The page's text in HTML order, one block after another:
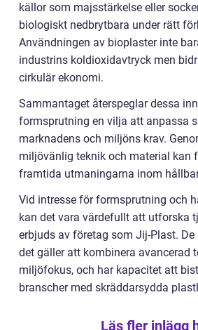
källor som majsstärkelse eller
biologiskt nedbrytbara under rätt
Användningen av bioplaster inte
industrins koldioxidavtryck men
cirkulär ekonomi.
Sammantaget återspeglar dessa
formsprutning en vilja att anpassa
marknadens och miljöns krav.
miljövänlig teknik och material kan
framtida utmaningarna inom
Vid intresse för formsprutning och
kan det vara värdefullt att utforska
erbjuds av företag som Jij-Plast.
det gäller att kombinera avancerad
miljöfokus, och har kapacitet att
branscher med skräddarsydda
Läs fler inlägg